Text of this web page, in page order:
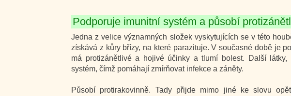
Podporuje imunitní systém a působí
Jedna z velice významných složek vyskytujících se v této
získává z kůry břízy, na které parazituje. V současné době je
má protizánětlivé a hojivé účinky a tlumí bolest. Další
systém, čímž pomáhají zmírňovat infekce a záněty.
Působí protirakovinně. Tady přijde mimo jiné ke slovu